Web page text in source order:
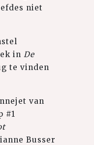
niet
in De
te vinden
van
#1
Busser